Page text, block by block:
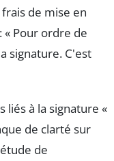
de mise en
Pour ordre de
signature. C'est
liés à la signature «
de clarté sur
de